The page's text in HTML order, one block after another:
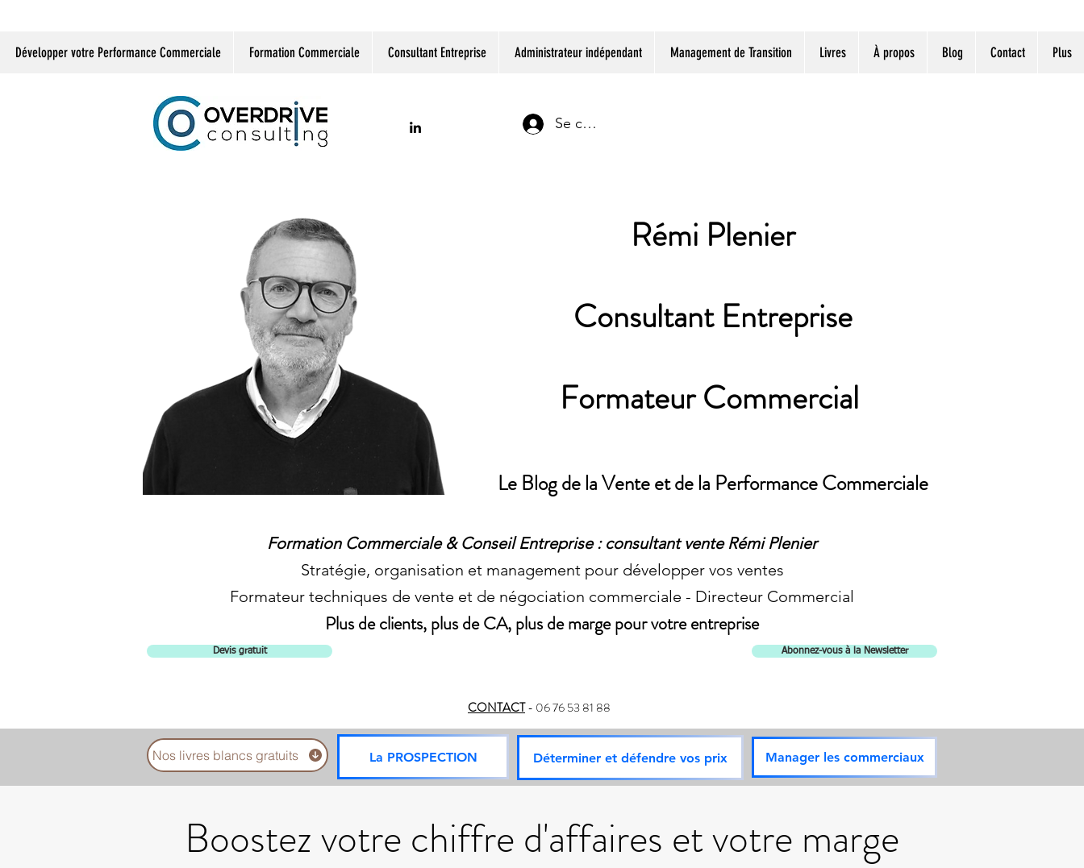
Développer votre Performance Commerciale Formation Commerciale Consultant Entreprise Administrateur indépendant Management de Transition Livres À propos Blog Contact Plus
Se connecter
Rémi Plenier
Consultant Entreprise
Formateur Commercial
Le Blog de la Vente et de la Performance Commerciale
Formation Commerciale & Conseil Entreprise : consultant vente Rémi Plenier
Stratégie, organisation et management pour développer vos ventes
Formateur techniques de vente et de négociation commerciale - Directeur Commercial
Plus de clients, plus de CA, plus de marge pour votre entreprise
Devis gratuit Abonnez-vous à la Newsletter
CONTACT- 06 76 53 81 88
Nos livres blancs gratuits La PROSPECTION Déterminer et défendre vos prix Manager les commerciaux
Boostez votre chiffre d'affaires et votre marge